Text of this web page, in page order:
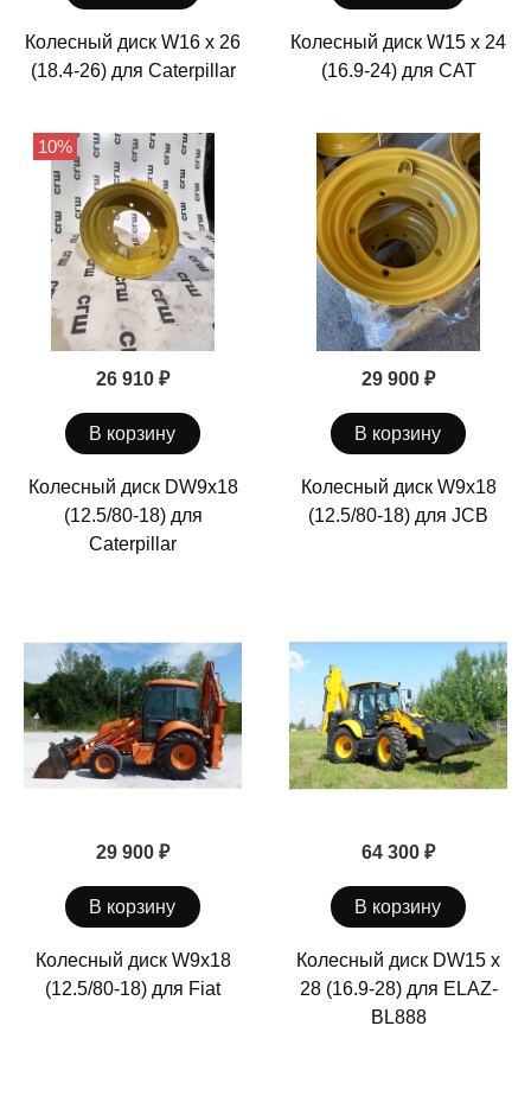
Колесный диск W16 x 26
(18.4-26) для Caterpillar
Колесный диск W15 х 24
(16.9-24) для CAT
10%
26 910 ₽
В корзину
Колесный диск DW9x18
(12.5/80-18) для
Caterpillar
29 900 ₽
В корзину
Колесный диск W9x18
(12.5/80-18) для JCB
29 900 ₽
В корзину
Колесный диск W9x18
(12.5/80-18) для Fiat
64 300 ₽
В корзину
Колесный диск DW15 x
28 (16.9-28) для ELAZ-
BL888